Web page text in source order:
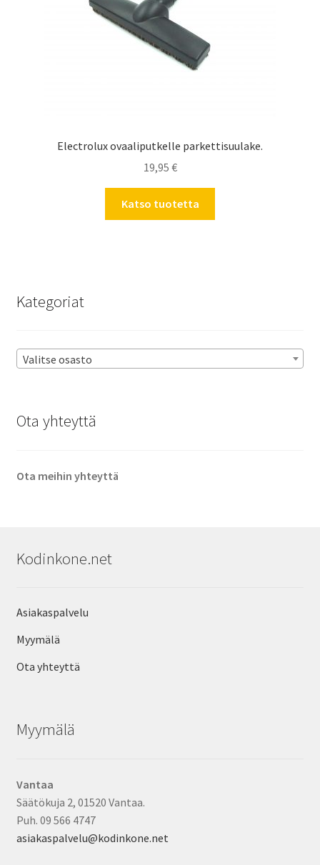
Electrolux ovaaliputkelle parkettisuulake.
19,95 €
Katso tuotetta
Kategoriat
Valitse osasto
Ota yhteyttä
Ota meihin yhteyttä
Kodinkone.net
Asiakaspalvelu
Myymälä
Ota yhteyttä
Myymälä
Vantaa
Säätökuja 2, 01520 Vantaa.
Puh. 09 566 4747
asiakaspalvelu@kodinkone.net